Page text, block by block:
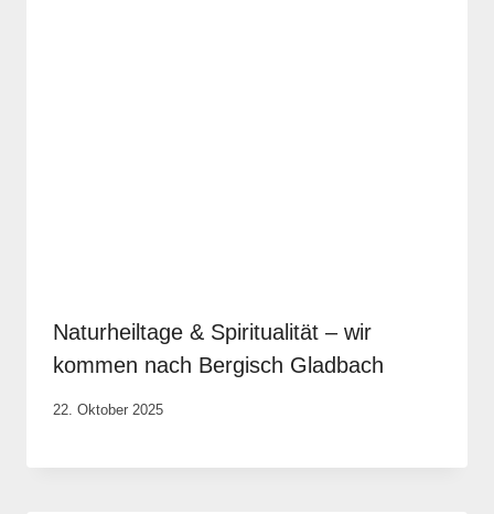
Naturheiltage & Spiritualität – wir
kommen nach Bergisch Gladbach
Von
Tengler
22. Oktober 2025